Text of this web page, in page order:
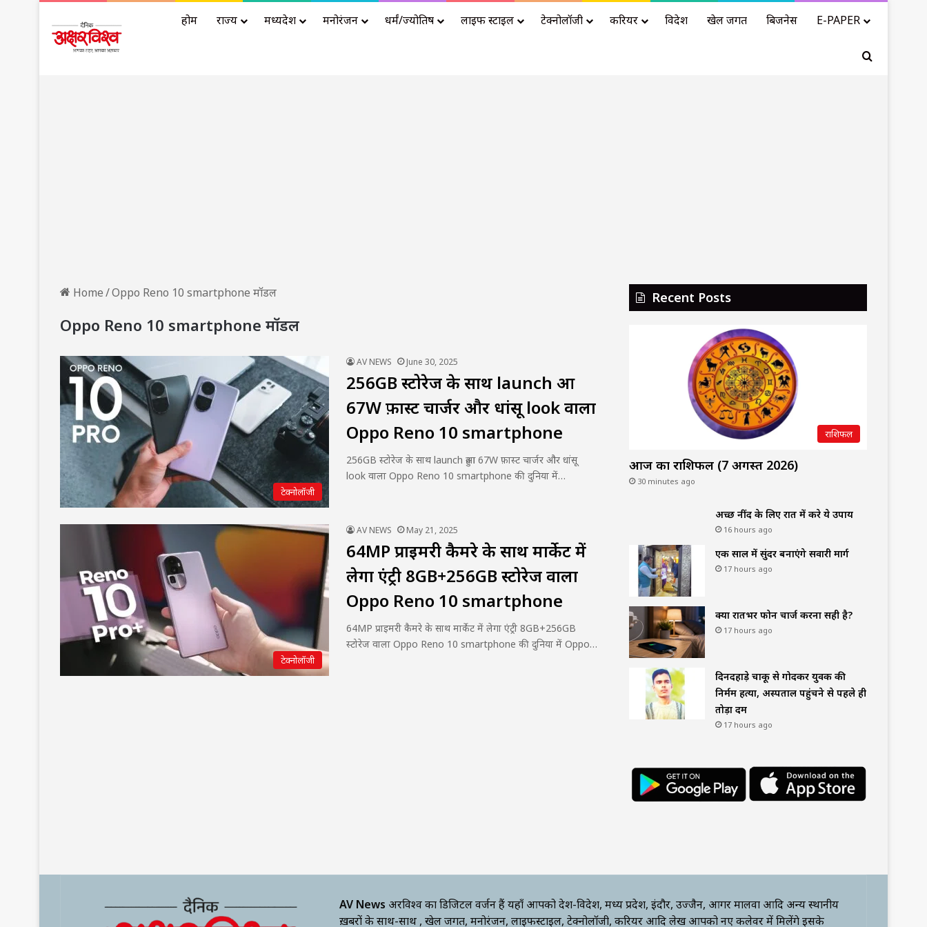
होम राज्य मध्यप्रदेश मनोरंजन धर्मं/ज्योतिष लाइफ स्टाइल टेक्नोलॉजी करियर विदेश खेल जगत बिजनेस E-PAPER
Search for
Home/Oppo Reno 10 smartphone मॉडल
Oppo Reno 10 smartphone मॉडल
टेक्नोलॉजी
AV NEWS June 30, 2025
256GB स्टोरेज के साथ launch हुआ
67W फ़ास्ट चार्जर और धांसू look वाला
Oppo Reno 10 smartphone
256GB स्टोरेज के साथ launch हुआ 67W फ़ास्ट चार्जर और धांसू
look वाला Oppo Reno 10 smartphone की दुनिया में…
टेक्नोलॉजी
AV NEWS May 21, 2025
64MP प्राइमरी कैमरे के साथ मार्केट में
लेगा एंट्री 8GB+256GB स्टोरेज वाला
Oppo Reno 10 smartphone
64MP प्राइमरी कैमरे के साथ मार्केट में लेगा एंट्री 8GB+256GB
स्टोरेज वाला Oppo Reno 10 smartphone की दुनिया में Oppo…
Recent Posts
राशिफल
आज का राशिफल (7 अगस्त 2026)
30 minutes ago
अच्छी नींद के लिए रात में करे ये उपाय
16 hours ago
एक साल में सुंदर बनाएंगे सवारी मार्ग
17 hours ago
क्या रातभर फोन चार्ज करना सही है?
17 hours ago
दिनदहाड़े चाकू से गोदकर युवक की
निर्मम हत्या, अस्पताल पहुंचने से पहले ही
तोड़ा दम
17 hours ago
AV News अक्षरविश्व का डिजिटल वर्जन हैं यहाँ आपको देश-विदेश, मध्य प्रदेश, इंदौर, उज्जैन, आगर मालवा आदि अन्य स्थानीय
ख़बरों के साथ-साथ , खेल जगत, मनोरंजन, लाइफस्टाइल, टेक्नोलॉजी, करियर आदि लेख आपको नए कलेवर में मिलेंगे इसके